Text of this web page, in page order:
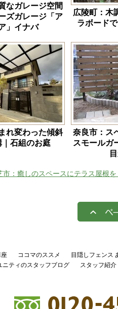
なガレージ空間
ズガレージ「ア
」イナバ
広陵町：木
ラボード
れ変わった傾斜
｜石組のお庭
奈良市：ス
スモールガ
市：癒しのスペースにテラス屋根
ココマのススメ
目隠しフェンス
ニティのスタッフブログ
スタッフ紹介